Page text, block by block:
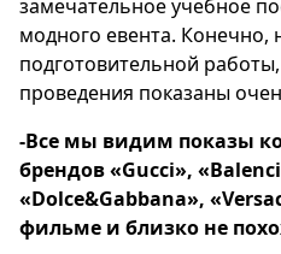
замечательное учебное
модного евента. Конечно,
подготовительной
проведения показаны
-Все мы видим показы
брендов «Gucci»,
«Dolce&Gabbana»,
фильме и близко не